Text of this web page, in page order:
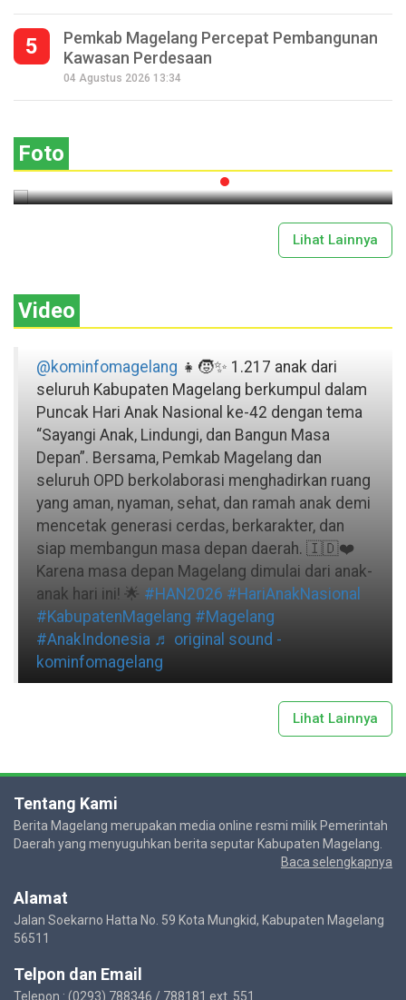
5
Pemkab Magelang Percepat Pembangunan
Kawasan Perdesaan
04 Agustus 2026 13:34
Foto
Seperempat Abad Perhelatan Festival
Lima Gunung XXV Kobarkan Semangat
Lihat Lainnya
Video
@kominfomagelang 👧🧒✨ 1.217 anak dari
seluruh Kabupaten Magelang berkumpul dalam
Puncak Hari Anak Nasional ke-42 dengan tema
“Sayangi Anak, Lindungi, dan Bangun Masa
Depan”. Bersama, Pemkab Magelang dan
seluruh OPD berkolaborasi menghadirkan ruang
yang aman, nyaman, sehat, dan ramah anak demi
mencetak generasi cerdas, berkarakter, dan
siap membangun masa depan daerah. 🇮🇩❤️
Karena masa depan Magelang dimulai dari anak-
anak hari ini! 🌟 #HAN2026 #HariAnakNasional
#KabupatenMagelang #Magelang
#AnakIndonesia ♬ original sound -
kominfomagelang
Lihat Lainnya
Tentang Kami
Berita Magelang merupakan media online resmi milik Pemerintah
Daerah yang menyuguhkan berita seputar Kabupaten Magelang.
Baca selengkapnya
Alamat
Jalan Soekarno Hatta No. 59 Kota Mungkid, Kabupaten Magelang
56511
Telpon dan Email
Telepon : (0293) 788346 / 788181 ext. 551